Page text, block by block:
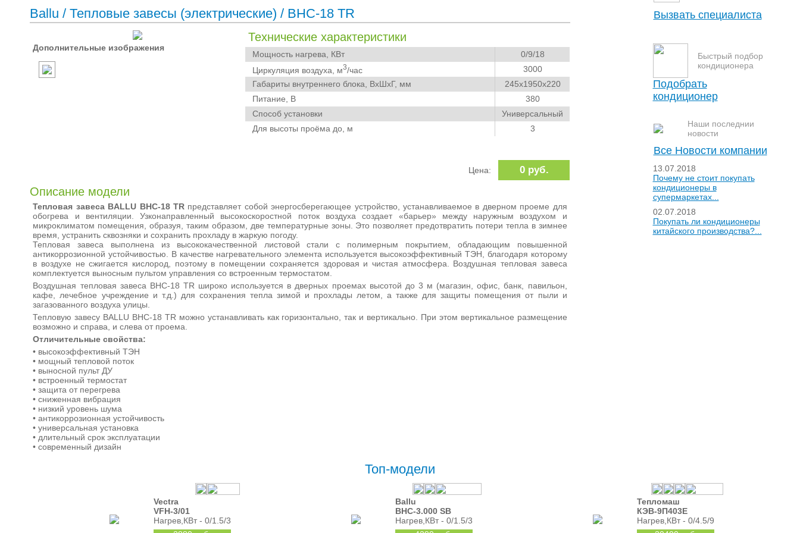
Ballu /Тепловые завесы (электрические) / BHC-18 TR
Дополнительные изображения
Технические характеристики
Мощность нагрева, КВт
0/9/18
Циркуляция воздуха, м3/час
3000
Габариты внутреннего блока, ВхШхГ, мм
245x1950x220
Питание, В
380
Способ установки
Универсальный
Для высоты проёма до, м
3
Цена: 0 руб.
Описание модели
Тепловая завеса BALLU BHC-18 TR представляет собой энергосберегающее устройство, устанавливаемое в дверном проеме для
обогрева и вентиляции. Узконаправленный высокоскоростной поток воздуха создает «барьер» между наружным воздухом и
микроклиматом помещения, образуя, таким образом, две температурные зоны. Это позволяет предотвратить потери тепла в зимнее
время, устранить сквозняки и сохранить прохладу в жаркую погоду.
Тепловая завеса выполнена из высококачественной листовой стали с полимерным покрытием, обладающим повышенной
антикоррозионной устойчивостью. В качестве нагревательного элемента используется высокоэффективный ТЭН, благодаря которому
в воздухе не сжигается кислород, поэтому в помещении сохраняется здоровая и чистая атмосфера. Воздушная тепловая завеса
комплектуется выносным пультом управления со встроенным термостатом.
Воздушная тепловая завеса BHC-18 TR широко используется в дверных проемах высотой до 3 м (магазин, офис, банк, павильон,
кафе, лечебное учреждение и т.д.) для сохранения тепла зимой и прохлады летом, а также для защиты помещения от пыли и
загазованного воздуха улицы.
Тепловую завесу BALLU BHC-18 TR можно устанавливать как горизонтально, так и вертикально. При этом вертикальное размещение
возможно и справа, и слева от проема.
Отличительные свойства:
• высокоэффективный ТЭН
• мощный тепловой поток
• выносной пульт ДУ
• встроенный термостат
• защита от перегрева
• сниженная вибрация
• низкий уровень шума
• антикоррозионная устойчивость
• универсальная установка
• длительный срок эксплуатации
• современный дизайн
Вызвать специалиста
нажмите “отправить”. В ближайшее
время с Вами свяжется специалист
нашей компании для уточнения
Ваших пожеланий и времени выезда.
Ваше имя:
Адрес:
Быстрый подбор
кондиционера
Подобрать
кондиционер
Наши последнии
новости
Все Новости компании
13.07.2018
Почему не стоит покупать
кондиционеры в
супермаркетах...
02.07.2018
Покупать ли кондиционеры
китайского производства?...
Топ-модели
Vectra
VFH-3/01
Нагрев,КВт - 0/1.5/3
Ballu
BHC-3.000 SB
Нагрев,КВт - 0/1.5/3
Тепломаш
КЭВ-9П403Е
Нагрев,КВт - 0/4.5/9